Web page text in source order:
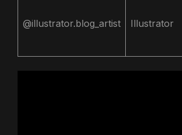
@illustrator.blog_artist Illustrator